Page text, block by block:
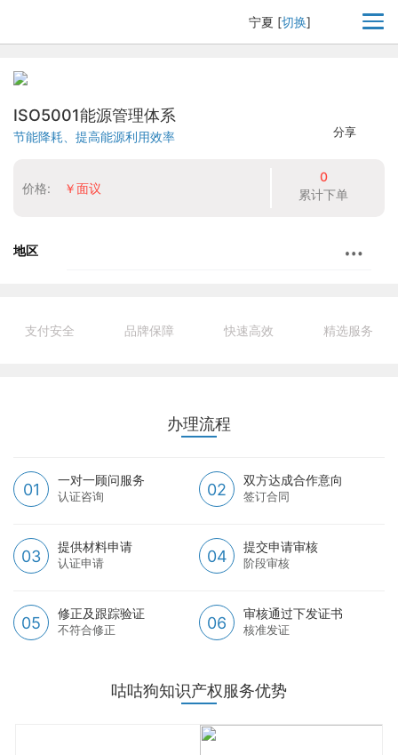
宁夏 [切换]
分享
ISO5001能源管理体系
节能降耗、提高能源利用效率
价格: ￥面议
0
累计下单
地区
支付安全 品牌保障 快速高效 精选服务
办理流程
01
一对一顾问服务
认证咨询 02
双方达成合作意向
签订合同
03
提供材料申请
认证申请 04
提交申请审核
阶段审核
05
修正及跟踪验证
不符合修正 06
审核通过下发证书
核准发证
咕咕狗知识产权服务优势